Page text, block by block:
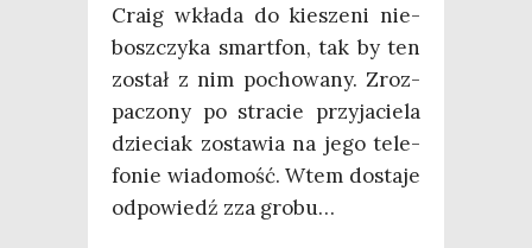
Cra­ig wkła­da do kie­sze­ni nie­
bosz­czy­ka smart­fon, tak by ten
został z nim pocho­wa­ny. Zroz­
pa­czo­ny po stra­cie przy­ja­cie­la
dzie­ciak zosta­wia na jego tele­
fo­nie wia­do­mość. Wtem dosta­je
odpo­wiedź zza grobu…